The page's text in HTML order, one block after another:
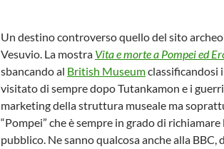
Un destino controverso quello del sito
Vesuvio. La mostra Vita e morte a Pompei ed
sbancando al British Museumclassificandosi
visitato di sempre dopo Tutankamon e i
marketing della struttura museale ma
“Pompei” che è sempre in grado di richiamare
pubblico. Ne sanno qualcosa anche alla